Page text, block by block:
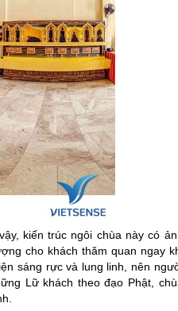
kiến trúc ngôi chùa này có
cho khách thăm quan ngay
sáng rực và lung linh, nên
Lữ khách theo đạo Phật,